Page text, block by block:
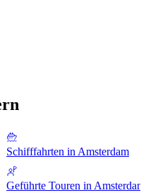
Schifffahrten in Amsterdam
Geführte Touren in Amsterdam